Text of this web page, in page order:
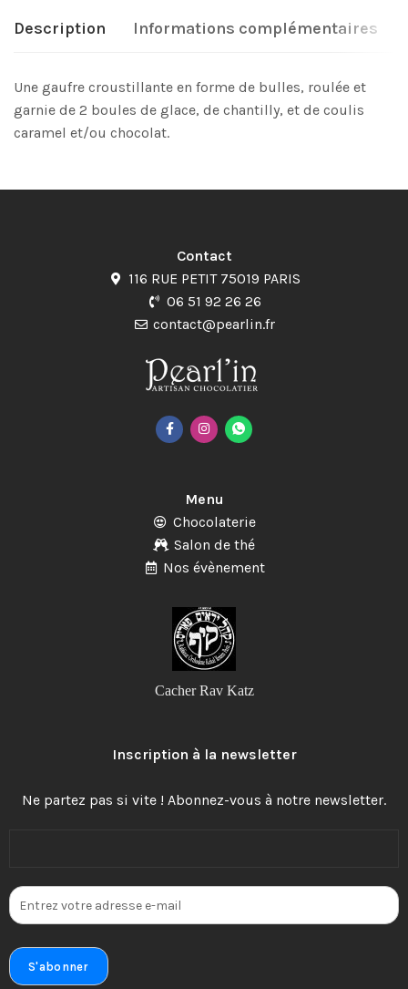
Description Informations complémentaires
Une gaufre croustillante en forme de bulles, roulée et
garnie de 2 boules de glace, de chantilly, et de coulis
caramel et/ou chocolat.
Contact
116 RUE PETIT 75019 PARIS
06 51 92 26 26
contact@pearlin.fr
Menu
Chocolaterie
Salon de thé
Nos évènement
Cacher Rav Katz
Inscription à la newsletter
Ne partez pas si vite ! Abonnez-vous à notre newsletter.